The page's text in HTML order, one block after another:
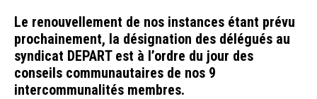
Le renouvellement de nos instances étant prévu
prochainement, la désignation des délégués au
syndicat DEPART est à l’ordre du jour des
conseils communautaires de nos 9
intercommunalités membres.